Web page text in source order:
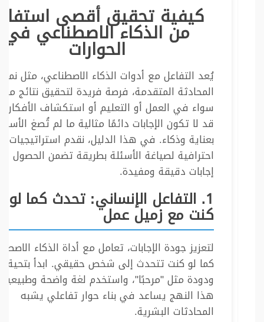
كيفية تحقيق أقصى
من الذكاء الاصطناعي في
الحوارات
يُعد التفاعل مع أدوات الذكاء الاصطناعي، مثل
المحادثة المتقدمة، فرصة فريدة لتحقيق نتائج
سواء في العمل أو التعليم أو استكشاف الأفكار.
قد لا تكون الإجابات دائمًا مثالية ما لم تُصغ
بعناية وذكاء. في هذا الدليل، نقدم استراتيجيات
احترافية لصياغة الأسئلة بطريقة تضمن الحصول
إجابات دقيقة ومفيدة.
1. التفاعل الإنساني: تحدث كما لو
كنت مع زميل عمل
لتعزيز جودة الإجابات، تعامل مع أداة الذكاء
كما لو كنت تتحدث إلى شخص حقيقي. ابدأ بتحية
ودودة مثل "مرحبًا"، واستخدم لغة واضحة
هذا النهج يساعد في بناء حوار تفاعلي يشبه
المحادثات البشرية.